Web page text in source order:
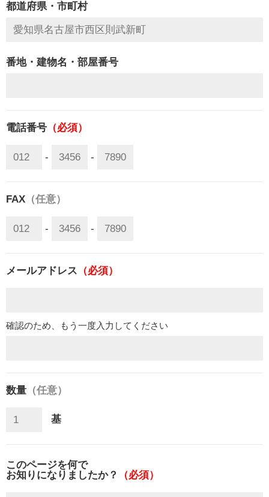
都道府県・市町村
番地・建物名・部屋番号
電話番号 （必須）
- -
FAX （任意）
- -
メールアドレス （必須）
確認のため、もう一度入力してください
数量 （任意）
基
このページを何で
お知りになりましたか？
（必須）